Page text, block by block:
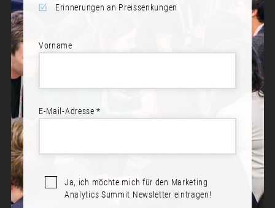
WELCOME
Erinnerungen an Preissenkungen
Vorname
E-Mail-Adresse *
Ja, ich möchte mich für den Marketing
Analytics Summit Newsletter eintragen!